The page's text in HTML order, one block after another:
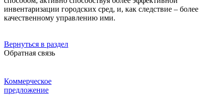
инвентаризации городских сред, и, как следствие – более
качественному управлению ими.
Вернуться в раздел
Обратная связь
Коммерческое
предложение